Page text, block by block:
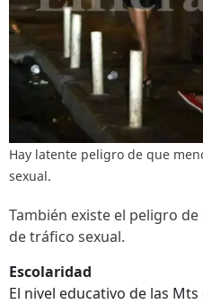
Hay latente peligro de que
sexual.
También existe el peligro
de tráfico sexual.
Escolaridad
El nivel educativo de las